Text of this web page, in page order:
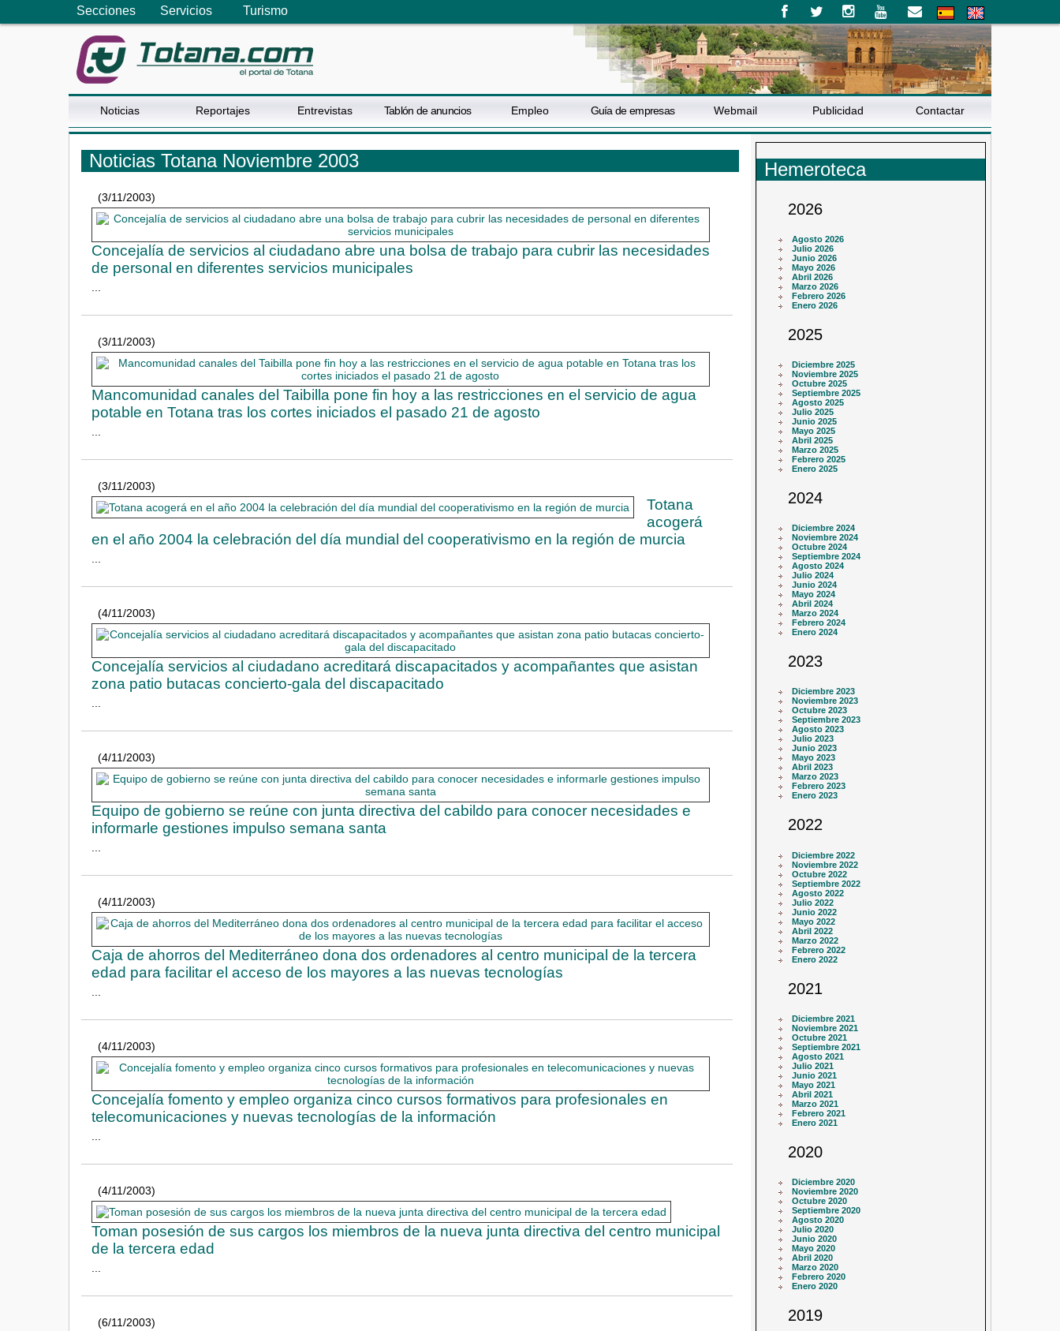
Secciones Servicios Turismo
Noticias Reportajes Entrevistas Tablón de anuncios Empleo Guía de empresas Webmail Publicidad Contactar
Noticias Totana Noviembre 2003
(3/11/2003)
Concejalía de servicios al ciudadano abre una bolsa de trabajo para cubrir las necesidades
de personal en diferentes servicios municipales
...
(3/11/2003)
Mancomunidad canales del Taibilla pone fin hoy a las restricciones en el servicio de agua
potable en Totana tras los cortes iniciados el pasado 21 de agosto
...
(3/11/2003)
Totana
acogerá
en el año 2004 la celebración del día mundial del cooperativismo en la región de murcia
(4/11/2003)
Concejalía servicios al ciudadano acreditará discapacitados y acompañantes que asistan
zona patio butacas concierto-gala del discapacitado
(4/11/2003)
Equipo de gobierno se reúne con junta directiva del cabildo para conocer necesidades e
informarle gestiones impulso semana santa
(4/11/2003)
Caja de ahorros del Mediterráneo dona dos ordenadores al centro municipal de la tercera
edad para facilitar el acceso de los mayores a las nuevas tecnologías
(4/11/2003)
Concejalía fomento y empleo organiza cinco cursos formativos para profesionales en
telecomunicaciones y nuevas tecnologías de la información
(4/11/2003)
Toman posesión de sus cargos los miembros de la nueva junta directiva del centro municipal
de la tercera edad
(6/11/2003)
Hemeroteca
2026
Agosto 2026
Julio 2026
Junio 2026
Mayo 2026
Abril 2026
Marzo 2026
Febrero 2026
Enero 2026
2025
Diciembre 2025
Noviembre 2025
Octubre 2025
Septiembre 2025
Agosto 2025
Julio 2025
Junio 2025
Mayo 2025
Abril 2025
Marzo 2025
Febrero 2025
Enero 2025
2024
Diciembre 2024
Noviembre 2024
Octubre 2024
Septiembre 2024
Agosto 2024
Julio 2024
Junio 2024
Mayo 2024
Abril 2024
Marzo 2024
Febrero 2024
Enero 2024
2023
Diciembre 2023
Noviembre 2023
Octubre 2023
Septiembre 2023
Agosto 2023
Julio 2023
Junio 2023
Mayo 2023
Abril 2023
Marzo 2023
Febrero 2023
Enero 2023
2022
Diciembre 2022
Noviembre 2022
Octubre 2022
Septiembre 2022
Agosto 2022
Julio 2022
Junio 2022
Mayo 2022
Abril 2022
Marzo 2022
Febrero 2022
Enero 2022
2021
Diciembre 2021
Noviembre 2021
Octubre 2021
Septiembre 2021
Agosto 2021
Julio 2021
Junio 2021
Mayo 2021
Abril 2021
Marzo 2021
Febrero 2021
Enero 2021
2020
Diciembre 2020
Noviembre 2020
Octubre 2020
Septiembre 2020
Agosto 2020
Julio 2020
Junio 2020
Mayo 2020
Abril 2020
Marzo 2020
Febrero 2020
Enero 2020
2019